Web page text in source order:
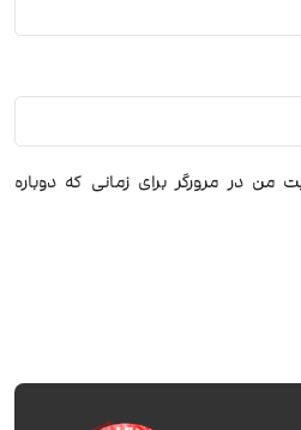
من در مرورگر برای زمانی که دوباره